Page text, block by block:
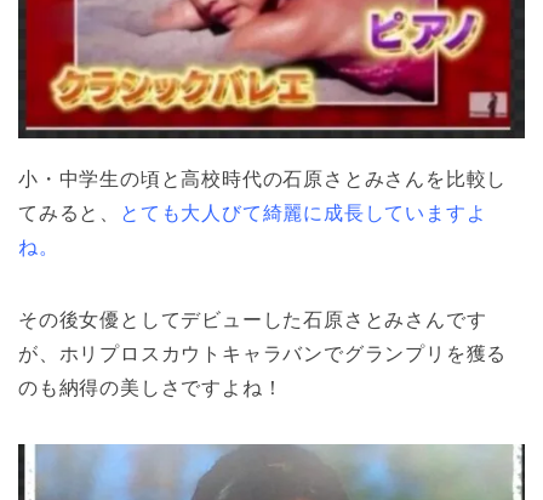
小・中学生の頃と高校時代の石原さとみさんを比較し
てみると、
とても大人びて綺麗に成長していますよ
ね。
その後女優としてデビューした石原さとみさんです
が、ホリプロスカウトキャラバンでグランプリを獲る
のも納得の美しさですよね！